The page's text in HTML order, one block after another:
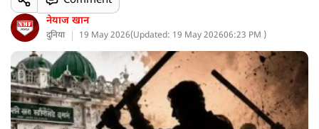
नेयाज खान
दुनिया 19 May 2026(Updated: 19 May 202606:23 PM )